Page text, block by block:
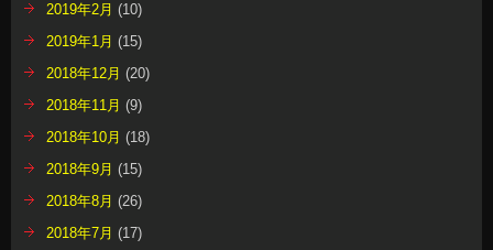
2019年2月 (10)
2019年1月 (15)
2018年12月 (20)
2018年11月 (9)
2018年10月 (18)
2018年9月 (15)
2018年8月 (26)
2018年7月 (17)